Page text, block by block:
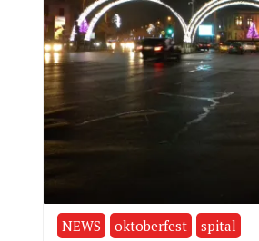
NEWS oktoberfest spital